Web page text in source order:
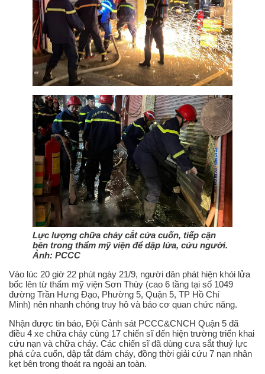
Lực lượng chữa cháy cắt cửa cuốn, tiếp cận
bên trong thẩm mỹ viện để dập lửa, cứu người.
Ảnh: PCCC
Vào lúc 20 giờ 22 phút ngày 21/9, người dân phát hiện khói lửa
bốc lên từ thẩm mỹ viện Sơn Thùy (cao 6 tầng tại số 1049
đường Trần Hưng Đạo, Phường 5, Quận 5, TP Hồ Chí
Minh) nên nhanh chóng truy hô và báo cơ quan chức năng.
Nhận được tin báo, Đội Cảnh sát PCCC&CNCH Quận 5 đã
điều 4 xe chữa cháy cùng 17 chiến sĩ đến hiện trường triển khai
cứu nạn và chữa cháy. Các chiến sĩ đã dùng cưa sắt thuỷ lực
phá cửa cuốn, dập tắt đám cháy, đồng thời giải cứu 7 nạn nhân
kẹt bên trong thoát ra ngoài an toàn.